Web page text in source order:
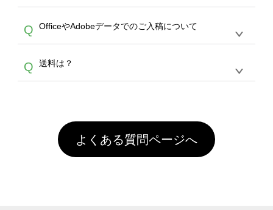
ます。 【付与ポイント】購入金額の1％が1ポ
イントとして付与され、次回ご注文時に1ポイ
ント＝1円としてお使いいただけます。ポイン
トは発送完了の翌日に付与され、次回ご注文時
からご利用頂けます。ポイントの有効期限は一
年間です。【会員ランク】過去10カ月のご注
文回数により会員ランク割引(最大5%)が適用
頂いても、ログインがされていなければ、ラン
クにカウントがされません。
A
意点（前処理剤）】カラー生地（Tシャツのホ
ワイト、トートバッグのナチュラル、ホワイト
といって、プリントを定着させるための処理剤
を塗布しており、短納期・低価格で商品をお届
害な性質で、水洗いで落とすことが可能です。
お手数ですが、お客様ご自身にて着用前に落と
していただけますようお願いいたします。※1
通常注文・直送機能でのご注文に関わらず、前
Q OfficeやAdobeデータでのご入稿について
A
ません。いずれのデータも該当デザインのみ画
像(JPEG,PNG,GIF,PDF)に変換、またはAdobe
Q 送料は？
引」などによるお値引きで4,000円未満になる
場合は送料がかかりますので、ご注意くださ
い。
よくある質問ページへ